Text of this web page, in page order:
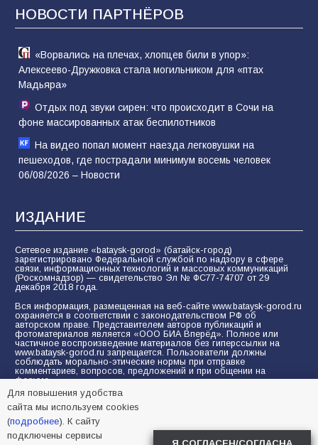
80 02.08.2026
НОВОСТИ ПАРТНЁРОВ
«Ворвались на плечах, хлопцев били в упор»:
Алексеево-Дружковка стала могильником для «птах
Мадьяра»
Отдых под звуки сирен: что происходит в Сочи на
фоне массированных атак беспилотников
На видео попал момент наезда легковушки на
пешеходов, где пострадали минимум восемь человек
06/08/2026 – Новости
ИЗДАНИЕ
Сетевое издание «bataysk-gorod» (батайск-город)
зарегистрировано Федеральной службой по надзору в сфере
связи, информационных технологий и массовых коммуникаций
(Роскомнадзор) — свидетельство Эл № ФС77-74707 от 29
декабря 2018 года.
Вся информация, размещенная на веб-сайте www.bataysk-gorod.ru
охраняется в соответствии с законодательством РФ об
авторском праве. Представителем авторов публикаций и
фотоматериалов является «ООО БИА Вперёд». Полное или
частичное воспроизведение материалов без гиперссылки на
www.bataysk-gorod.ru запрещается. Пользователи должны
соблюдать морально-этические нормы при отправке
комментариев, вопросов, предложений и при общении на
форуме.
Политика конфиденциальности и защиты информации
Согласие на обработку персональных данных с помощью
сервисов Yandex.Metrika, LiveInternet, top.mail.ru
Для повышения удобства
сайта мы используем cookies
(подробнее). К сайту
подключены сервисы
Я СОГЛАСЕН/СОГЛАСНА